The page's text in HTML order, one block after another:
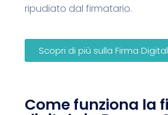
ripudiato dal firmatario.
Scopri di più sulla Firma
Come funziona la